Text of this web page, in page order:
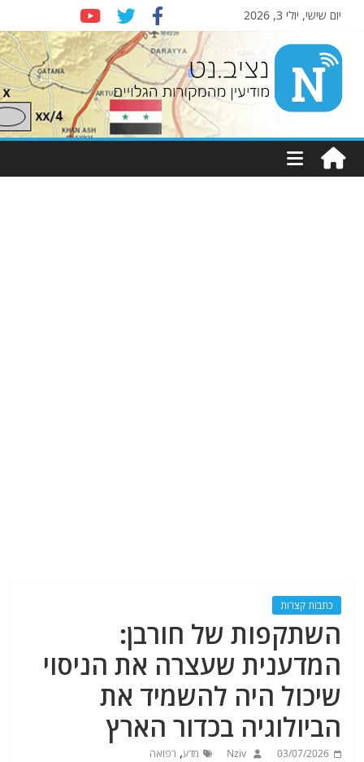
יום שישי, יולי 3, 2026
Nziv.net
מודיעין
מהמקורות
כתבות קצרות
השתקפות של חורבן:
המדענית שעצרה את הניסוי
שיכול היה להשמיד את
הביולוגיה בכדור הארץ
03/07/2026
Nziv מדע, רפואה